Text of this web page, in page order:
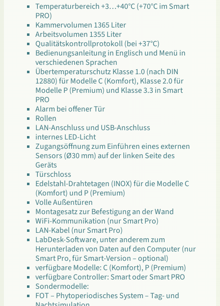
Temperaturbereich +3…+40°C (+70°C im Smart
PRO)
Kammervolumen 1365 Liter
Arbeitsvolumen 1355 Liter
Qualitätskontrollprotokoll (bei +37°C)
Bedienungsanleitung in Englisch und Menü in
verschiedenen Sprachen
Übertemperaturschutz Klasse 1.0 (nach DIN
12880) für Modelle C (Komfort), Klasse 2.0 für
Modelle P (Premium) und Klasse 3.3 in Smart
PRO
Alarm bei offener Tür
Rollen
LAN-Anschluss und USB-Anschluss
internes LED-Licht
Zugangsöffnung zum Einführen eines externen
Sensors (Ø30 mm) auf der linken Seite des
Geräts
Türschloss
Edelstahl-Drahtetagen (INOX) für die Modelle C
(Komfort) und P (Premium)
Volle Außentüren
Montagesatz zur Befestigung an der Wand
WiFi-Kommunikation (nur Smart Pro)
LAN-Kabel (nur Smart Pro)
LabDesk-Software, unter anderem zum
Herunterladen von Daten auf den Computer (nur
Smart Pro, für Smart-Version – optional)
verfügbare Modelle: C (Komfort), P (Premium)
verfügbare Controller: Smart oder Smart PRO
Sondermodelle:
FOT – Phytoperiodisches System – Tag- und